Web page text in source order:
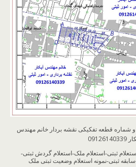
شماره قطعه تفکیکی نقشه بردار خانم مهندس
ثبتی-استعلام ملک-استعلام گردش ثبتی-
ثبتی-نمونه استعلام وضعیت ثبتی ملک